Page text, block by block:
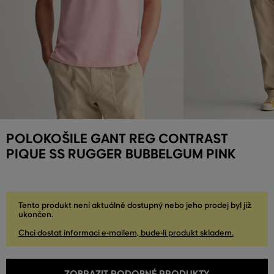
POLOKOŠILE GANT REG CONTRAST
PIQUE SS RUGGER BUBBELGUM PINK
Tento produkt není aktuálně dostupný nebo jeho prodej byl již
ukončen.
Chci dostat informaci e-mailem, bude-li produkt skladem.